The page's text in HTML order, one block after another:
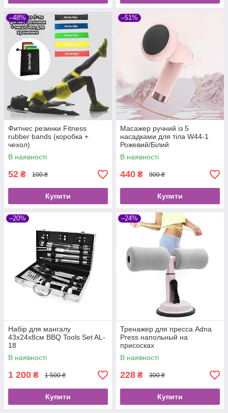
–48%
Фитнес резинки Fitness
rubber bands (коробка +
чехол)
В наявності
52 ₴ 100 ₴
Купити
–51%
Масажер ручний із 5
насадками для тіла W44-1
Рожевий/Білий
В наявності
440 ₴ 900 ₴
Купити
–20%
Набір для мангалу
43х24х8см BBQ Tools Set AL-
18
В наявності
1 200 ₴ 1 500 ₴
Купити
–24%
Тренажер для пресса Adna
Press напольный на
присосках
В наявності
228 ₴ 300 ₴
Купити